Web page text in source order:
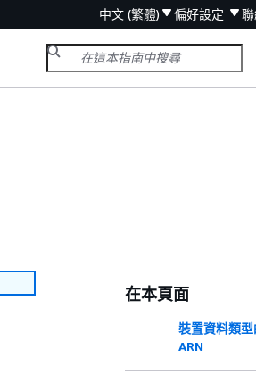
中文 (繁體) 偏好設定
在本頁面
裝置資料類
ARN